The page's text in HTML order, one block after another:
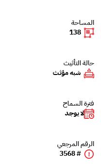
المساحة
138
حالة التأثيث
شبه مؤثث
فترة السماح
لا يوجد
الرقم المرجعي
# 3568